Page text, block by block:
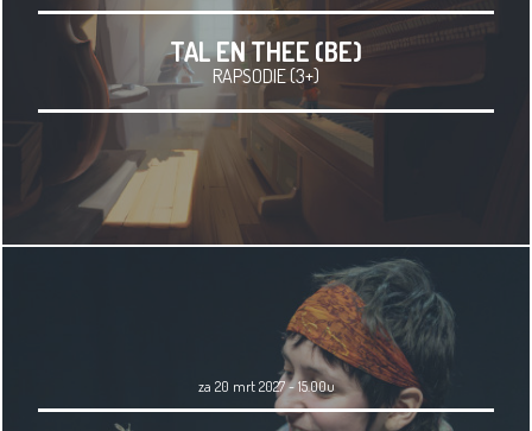
TAL EN THEE (BE)
RAPSODIE (3+)
za 20 mrt 2027 - 15.00u